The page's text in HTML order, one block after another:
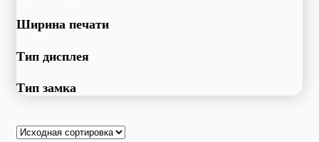
Ширина печати
Тип дисплея
Тип замка